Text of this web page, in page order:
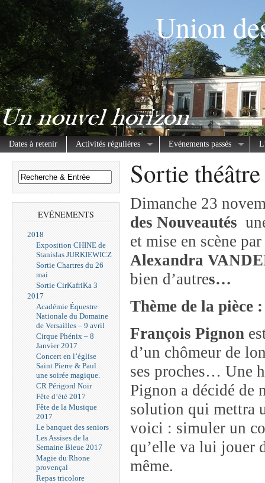
Union
Dates à retenir Activités régulières Evénements passés
EVÉNEMENTS
2018
Exposition CHINE de
Stanislas JURKIEWICZ
Sortie Chartres du 26
mai
Sortie CirKafriKa 3
2017
Académie Équestre
Nationale du Domaine
de Versailles – 9 avril
Cirque Phénix – 8
Janvier 2017
Concert en l’église
Saint Pierre & Paul :
une soirée magique.
CR Périgord Noir
Fête d’été 2017
Fête de la Musique
2017
Le banquet des seniors
Les Assises de la
Semaine Bleue 2017
Magie du Rhone
provençal
Repas tricolore
Sortie
Dimanche 23
des Nouveautés
et mise en scène par
Alexandra
bien d’autres…
Thème de la pièce :
François Pignon
d’un chômeur de
ses proches… Une
Pignon a décidé de
solution qui mettra
voici : simuler un
qu’elle va lui jouer
même.